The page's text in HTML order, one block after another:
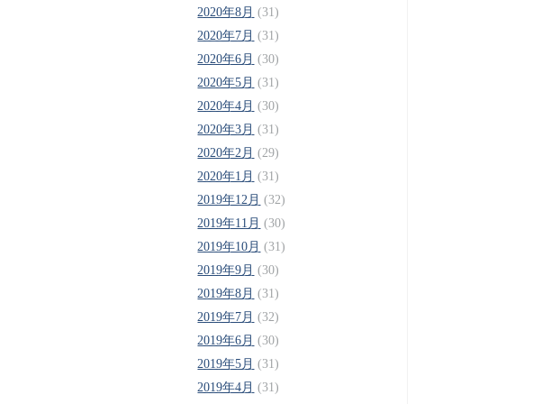
2020年8月 (31)
2020年7月 (31)
2020年6月 (30)
2020年5月 (31)
2020年4月 (30)
2020年3月 (31)
2020年2月 (29)
2020年1月 (31)
2019年12月 (32)
2019年11月 (30)
2019年10月 (31)
2019年9月 (30)
2019年8月 (31)
2019年7月 (32)
2019年6月 (30)
2019年5月 (31)
2019年4月 (31)